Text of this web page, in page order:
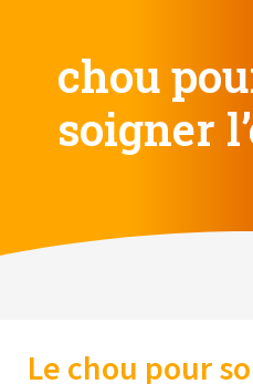
chou
soigner
Le chou pour